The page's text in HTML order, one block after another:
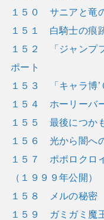
１５０ サニアと竜
１５１ 白騎士の痕
１５２ 「ジャンプ
ポート
１５３ 「キャラ博’
１５４ ホーリーバ
１５５ 最後につか
１５６ 光から闇へ
１５７ ポポロクロ
（１９９９年公開）
１５８ メルの秘密
１５９ ガミガミ魔